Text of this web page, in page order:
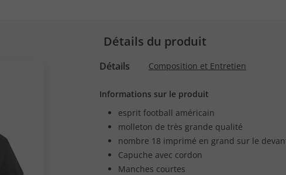
Détails du produit
Détails Composition et Entretien
Informations sur le produit
esprit football américain
molleton de très grande qualité
nombre 18 imprimé en grand sur le
Capuche avec cordon
Manches courtes